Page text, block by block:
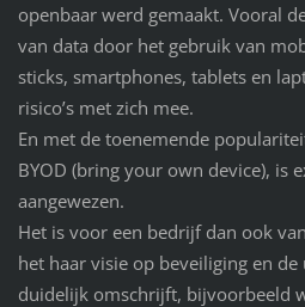
openbaar werd gemaakt. Vooral
van data door het gebruik van
sticks, smartphones, tablets en
risico’s met zich mee.
En met de toenemende
BYOD (bring your own device), is
aangewezen.
Het is voor een bedrijf dan ook
het haar visie op beveiliging en
duidelijk omschrijft, bijvoorbeeld